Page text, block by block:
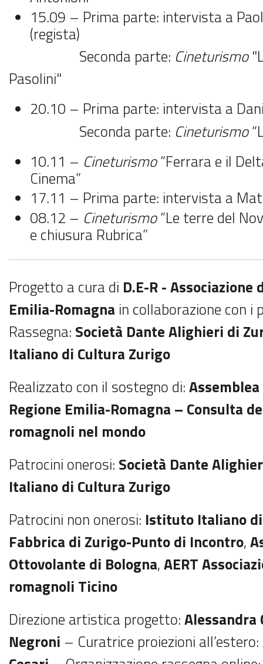
15.09 – Prima parte: intervista a
(regista)
Seconda parte: Cineturismo
Pasolini"
20.10 – Prima parte: intervista a
Seconda parte: Cineturismo
10.11 – Cineturismo“Ferrara e il
Cinema”
17.11 – Prima parte: intervista a
08.12 – Cineturismo“Le terre del
e chiusura Rubrica”
Progetto a cura di D.E-R -
Emilia-Romagna in collaborazione con i
Rassegna: Società Dante Alighieri di
Italiano di Cultura Zurigo
Realizzato con il sostegno di:
Regione Emilia-Romagna – Consulta
romagnoli nel mondo
Patrocini onerosi: Società Dante
Italiano di Cultura Zurigo
Patrocini non onerosi: Istituto Italiano
Fabbrica di Zurigo-Punto di Incontro,
Ottovolante di Bologna,AERT
romagnoli Ticino
Direzione artistica progetto:Alessandra
Negroni – Curatrice proiezioni all’estero: